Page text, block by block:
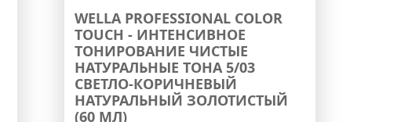
WELLA PROFESSIONAL COLOR
TOUCH - ИНТЕНСИВНОЕ
ТОНИРОВАНИЕ ЧИСТЫЕ
НАТУРАЛЬНЫЕ ТОНА 5/03
СВЕТЛО-КОРИЧНЕВЫЙ
НАТУРАЛЬНЫЙ ЗОЛОТИСТЫЙ
(60 МЛ)